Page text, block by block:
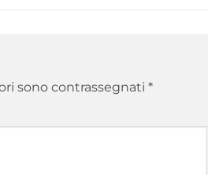
sono contrassegnati *